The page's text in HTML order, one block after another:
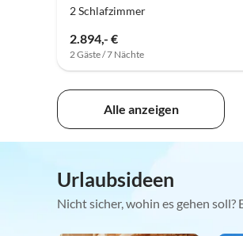
2 Schlafzimmer
2.894,- €
2 Gäste / 7 Nächte
Alle anzeigen
Urlaubsideen
Nicht sicher, wohin es gehen